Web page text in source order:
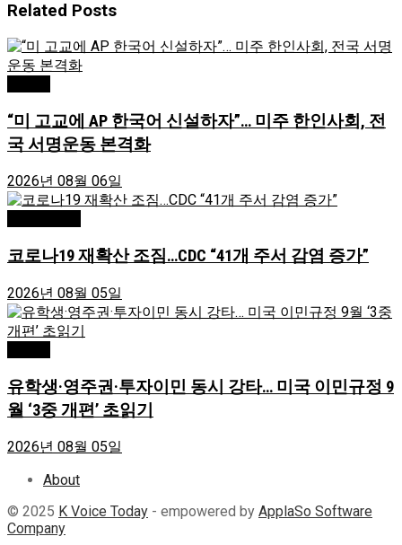
Related Posts
“미 고교에 AP 한국어 신설하자”… 미주 한인사회, 전
국 서명운동 본격화
2026년 08월 06일
코로나19 재확산 조짐…CDC “41개 주서 감염 증가”
2026년 08월 05일
유학생·영주권·투자이민 동시 강타… 미국 이민규정 9
월 ‘3중 개편’ 초읽기
2026년 08월 05일
About
© 2025 K Voice Today - empowered by ApplaSo Software
Company